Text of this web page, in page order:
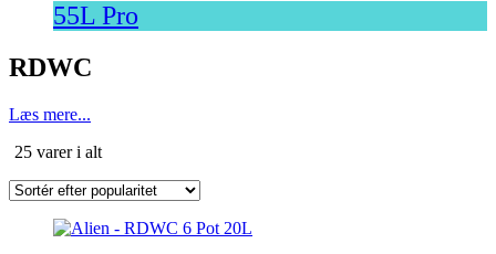
55L Pro
RDWC
Læs mere...
25 varer i altSorteret
popularitet